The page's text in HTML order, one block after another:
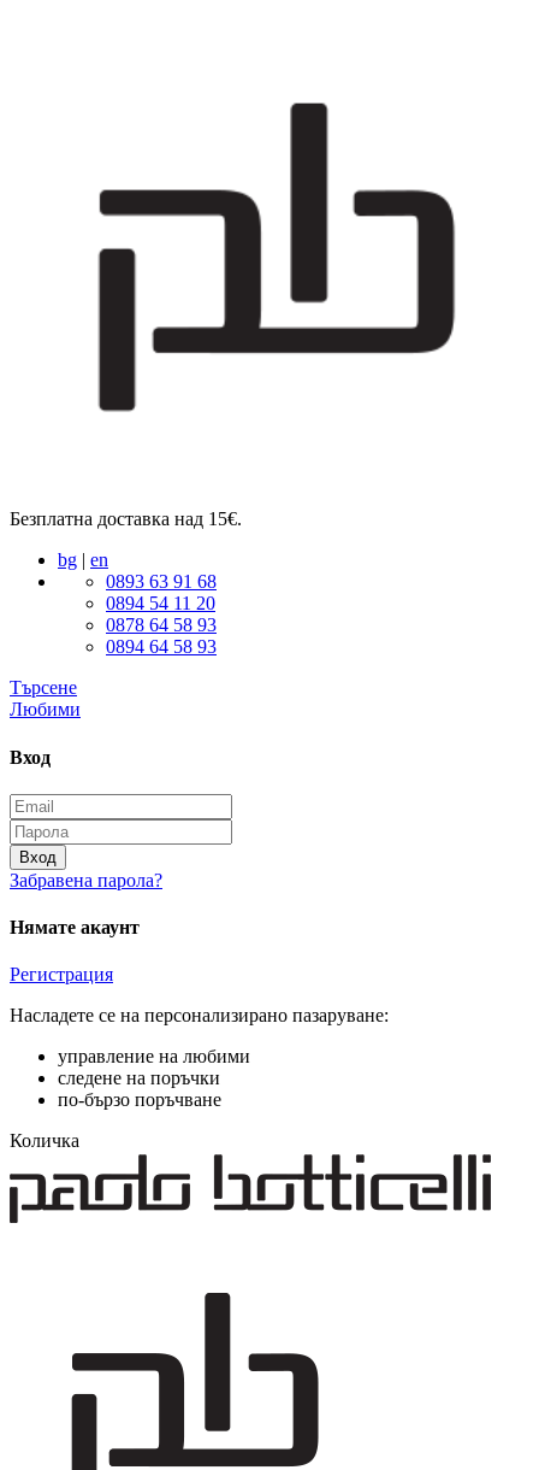
Безплатна доставка над 15€.
bg | en
0893 63 91 68
0894 54 11 20
0878 64 58 93
0894 64 58 93
Търсене
Любими
Вход
Вход
Забравена парола?
Нямате акаунт
Регистрация
Насладете се на персонализирано пазаруване:
управление на любими
следене на поръчки
по-бързо поръчване
Количка